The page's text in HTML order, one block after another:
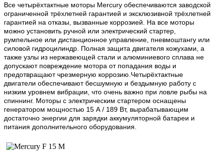
Все четырёхтактные моторы Mercury обеспечиваются заводской
ограниченной трёхлетней гарантией и эксклюзивной трёхлетней
гарантией на отказы, вызванные коррозией. На все моторы
можно установить ручной или электрический стартер,
румпельное или дистанционное управление, пневмоштангу или
силовой гидроцилиндр. Полная защита двигателя кожухами, а
также узлы из нержавеющей стали и алюминиевого сплава не
допускают повреждение мотора от попадания воды и
предотвращают чрезмерную коррозию.Четырёхтактные
двигатели обеспечивают бесшумную и бездымную работу с
низким уровнем вибрации, что очень важно при ловле рыбы на
спиннинг. Моторы с электрическим стартером оснащены
генератором мощностью 15 А / 189 Вт, вырабатывающим
достаточно энергии для зарядки аккумуляторной батареи и
питания дополнительного оборудования.